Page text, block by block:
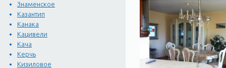
Знаменское
Казантип
Канака
Кацивели
Кача
Керчь
Кизиловое
пространство
средневековья. С
стены карантина,
На Карантинном холме
минарета, построенная